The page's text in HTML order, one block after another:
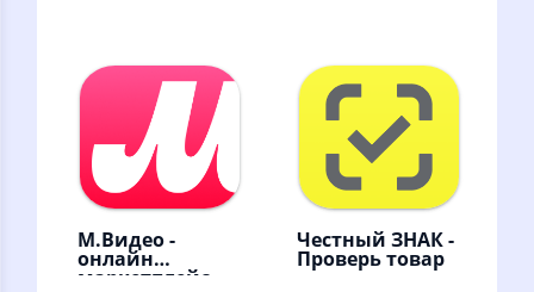
лояльности,
доставка
продуктов
М.Видео -
онлайн
маркетплейс
Честный ЗНАК -
Проверь товар